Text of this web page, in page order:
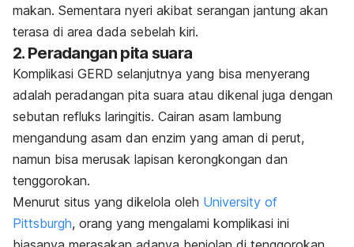
makan. Sementara nyeri akibat serangan jantung akan
terasa di area dada sebelah kiri.
2. Peradangan pita suara
Komplikasi GERD selanjutnya yang bisa menyerang
adalah peradangan pita suara atau dikenal juga dengan
sebutan refluks laringitis. Cairan asam lambung
mengandung asam dan enzim yang aman di perut,
namun bisa merusak lapisan kerongkongan dan
tenggorokan.
Menurut situs yang dikelola oleh University of
Pittsburgh, orang yang mengalami komplikasi ini